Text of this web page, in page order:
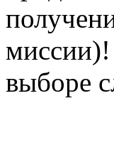
выборе